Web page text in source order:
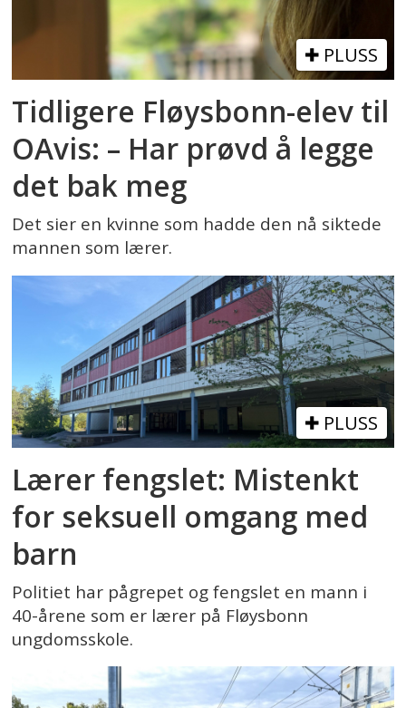
PLUSS
Tidligere Fløysbonn-elev til
OAvis: – Har prøvd å legge
det bak meg
Det sier en kvinne som hadde den nå siktede
mannen som lærer.
PLUSS
Lærer fengslet: Mistenkt
for seksuell omgang med
barn
Politiet har pågrepet og fengslet en mann i
40-årene som er lærer på Fløysbonn
ungdomsskole.